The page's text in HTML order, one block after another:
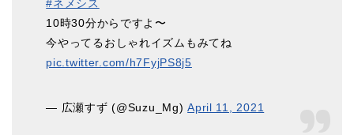
#ネメシス
10時30分からですよ〜
今やってるおしゃれイズムもみてね
pic.twitter.com/h7FyjPS8j5
— 広瀬すず (@Suzu_Mg)April 11, 2021